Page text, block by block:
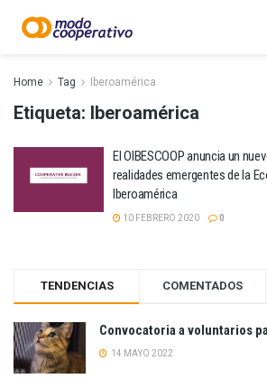
Home Tag Iberoamérica
Etiqueta: Iberoamérica
El OIBESCOOP anuncia un
realidades emergentes de la
Iberoamérica
10 FEBRERO 2020 0
TENDENCIAS COMENTADOS
Convocatoria a voluntarios
14 MAYO 2022